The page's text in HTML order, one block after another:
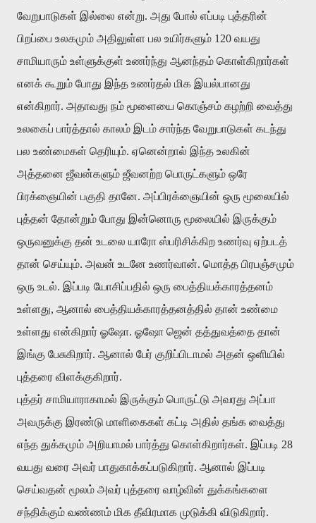
வேறுபாடுகள் இல்லை என்று. அது போல் எப்படி புத்தரின்
பிறப்பை உலகமும் அதிலுள்ள பல உயிர்களும் 120 வயது
சாமியாரும் உள்ளுக்குள் உணர்ந்து ஆனந்தம் கொள்கிறார்கள்
எனக் கூறும் போது இந்த உணர்தல் மிக இயல்பானது
என்கிறார். அதாவது நம் மூளையை கொஞ்சம் கழற்றி வைத்து
உலகைப் பார்த்தால் காலம் இடம் சார்ந்த வேறுபாடுகள் கடந்து
பல உண்மைகள் தெரியும். ஏனென்றால் இந்த உலகின்
அத்தனை ஜீவன்களும் ஜீவனற்ற பொருட்களும் ஒரே
பிரக்ஞையின் பகுதி தானே. அப்பிரக்ஞையின் ஒரு மூலையில்
புத்தன் தோன்றும் போது இன்னொரு மூலையில் இருக்கும்
ஒருவனுக்கு தன் உடலை யாரோ ஸ்பரிசிக்கிற உணர்வு ஏற்படத்
தான் செய்யும். அவன் உடனே உணர்வான். மொத்த பிரபஞ்சமும்
ஒரு உடல். இப்படி யோசிப்பதில் ஒரு பைத்தியக்காரத்தனம்
உள்ளது, ஆனால் பைத்தியக்காரத்தனத்தில் தான் உண்மை
உள்ளது என்கிறார் ஓஷோ. ஓஷோ ஜென் தத்துவத்தை தான்
இங்கு பேசுகிறார். ஆனால் பேர் குறிப்பிடாமல் அதன் ஒளியில்
புத்தரை விளக்குகிறார்.
புத்தர் சாமியாராகாமல் இருக்கும் பொருட்டு அவரது அப்பா
அவருக்கு இரண்டு மாளிகைகள் கட்டி அதில் தங்க வைத்து
எந்த துக்கமும் அறியாமல் பார்த்து கொள்கிறார்கள். இப்படி 28
வயது வரை அவர் பாதுகாக்கப்படுகிறார். ஆனால் இப்படி
செய்வதன் மூலம் அவர் புத்தரை வாழ்வின் துக்கங்களை
சந்திக்கும் வண்ணம் மிக தீவிரமாக முடுக்கி விடுகிறார்.